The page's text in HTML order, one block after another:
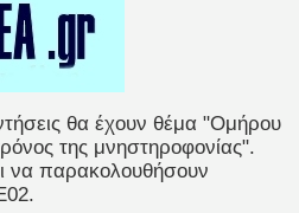
θα έχουν θέμα "Ομήρου
της μνηστηροφονίας".
να παρακολουθήσουν